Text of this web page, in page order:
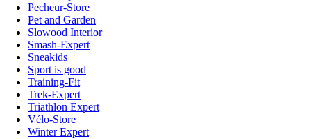
Pecheur-Store
Pet and Garden
Slowood Interior
Smash-Expert
Sneakids
Sport is good
Training-Fit
Trek-Expert
Triathlon Expert
Vélo-Store
Winter Expert